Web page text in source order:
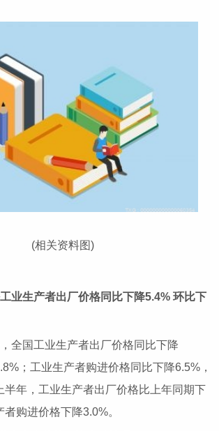
(相关资料图)
业生产者出厂价格同比下降5.4% 环比下
全国工业生产者出厂价格同比下降
；工业生产者购进价格同比下降6.5%，
半年，工业生产者出厂价格比上年同期下
购进价格下降3.0%。